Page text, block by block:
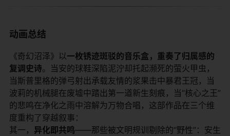
​动画总结​
《奇幻沼泽》以​​一枚锈迹斑驳的音乐盒，重奏了归属感的
复调史诗​​。当安的球鞋深陷泥泞却托起濒死的萤火甲虫，
当斯普里格的弹弓射出承载友情的浆果击中暴君王冠，当
波莉的机械腿在废墟中踏出第一道新生刻痕，当“核心之王”
的悲鸣在净化之雨中溶解为万物合唱，这部作品在三个维
度重构了穿越叙事：
其一，​ ​异化即共鸣​​——那些被文明规训剔除的“野性”：安生